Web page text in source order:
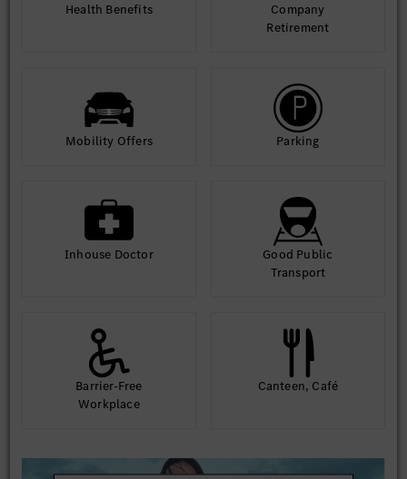
Health Benefits
Company
Retirement
Mobility Offers Parking
Inhouse Doctor
Good Public
Transport
Barrier-Free
Workplace
Canteen, Café